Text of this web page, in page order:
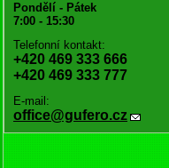
Pondělí - Pátek
7:00 - 15:30
Telefonní kontakt:
+420 469 333 666
+420 469 333 777
E-mail:
office@gufero.cz